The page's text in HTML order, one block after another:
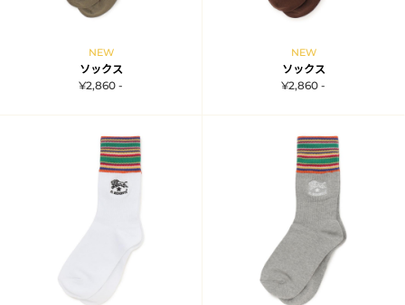
NEW
ソックス
¥2,860 -
NEW
ソックス
¥2,860 -